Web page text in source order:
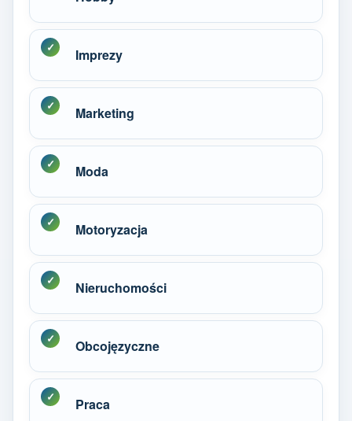
Imprezy
Marketing
Moda
Motoryzacja
Nieruchomości
Obcojęzyczne
Praca